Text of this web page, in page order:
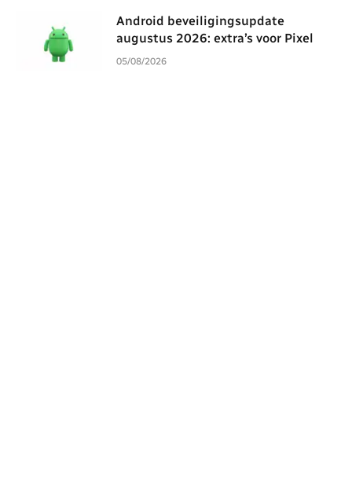
Android beveiligingsupdate
augustus 2026: extra’s voor Pixel
05/08/2026